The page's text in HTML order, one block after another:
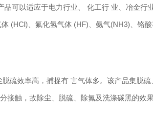
以适应于电力行业、 化工行 业、冶金行
(HCl)、氟化氢气体 (HF)、氨气(NH3)、铬
效率高，捕捉有 害气体多。该产品集脱
接触，故除尘、脱硫、除氮及洗涤碳黑的